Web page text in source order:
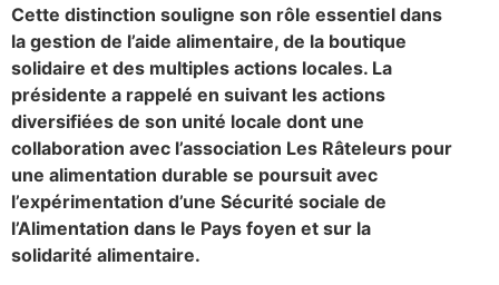
Cette distinction souligne son rôle essentiel dans
la gestion de l’aide alimentaire, de la boutique
solidaire et des multiples actions locales. La
présidente a rappelé en suivant les actions
diversifiées de son unité locale dont une
collaboration avec l’association Les Râteleurs pour
une alimentation durable se poursuit avec
l’expérimentation d’une Sécurité sociale de
l’Alimentation dans le Pays foyen et sur la
solidarité alimentaire.